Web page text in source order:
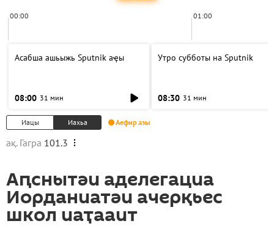
00:00 01:00
Асабша ашьыжь Sputnik аҿы
08:00 31 мин
Утро субботы на Sputnik
08:30 31 мин
Иацы Иахьа Аефир азы
ақ. Гагра 101.3
Аԥснытәи аделегациа
Иорданиатәи ачерқьес
школ иаҭааит